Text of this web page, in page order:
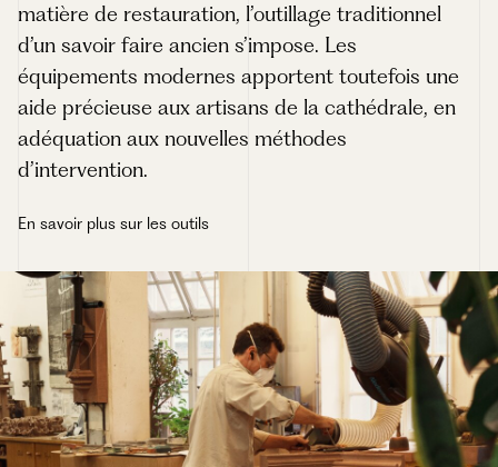
matière de restauration, l’outillage traditionnel
d’un savoir faire ancien s’impose. Les
équipements modernes apportent toutefois une
aide précieuse aux artisans de la cathédrale, en
adéquation aux nouvelles méthodes
d’intervention.
En savoir plus sur les outils